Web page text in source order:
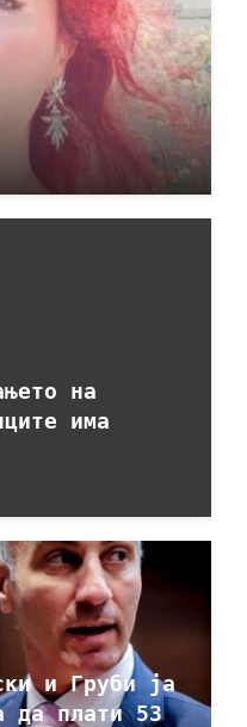
на
има
и Груби ја
да плати 53